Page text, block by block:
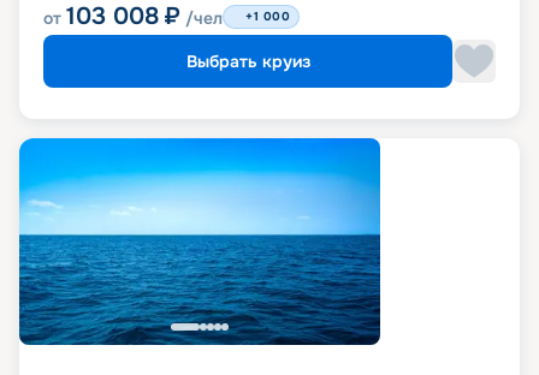
от 103 008 ₽ /чел +1 000
Выбрать круиз